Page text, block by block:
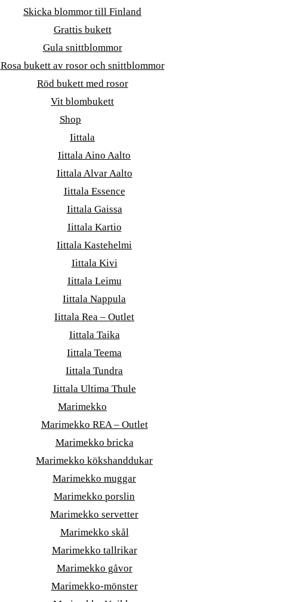
Skicka blommor till Finland
Grattis bukett
Gula snittblommor
Rosa bukett av rosor och snittblommor
Röd bukett med rosor
Vit blombukett
Shop
Iittala
Iittala Aino Aalto
Iittala Alvar Aalto
Iittala Essence
Iittala Gaissa
Iittala Kartio
Iittala Kastehelmi
Iittala Kivi
Iittala Leimu
Iittala Nappula
Iittala Rea – Outlet
Iittala Taika
Iittala Teema
Iittala Tundra
Iittala Ultima Thule
Marimekko
Marimekko REA – Outlet
Marimekko bricka
Marimekko kökshanddukar
Marimekko muggar
Marimekko porslin
Marimekko servetter
Marimekko skål
Marimekko tallrikar
Marimekko gåvor
Marimekko-mönster